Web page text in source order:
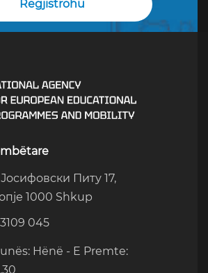
Питу 17,
1000 Shkup
045
Hënë - E Premte: